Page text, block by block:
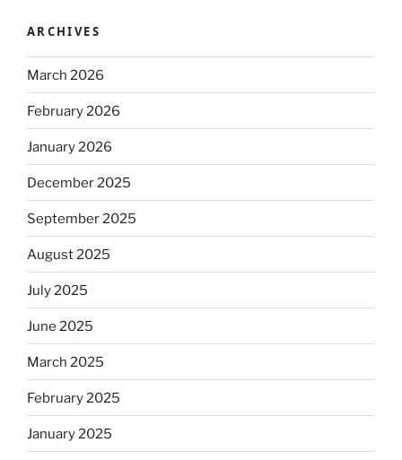
ARCHIVES
March 2026
February 2026
January 2026
December 2025
September 2025
August 2025
July 2025
June 2025
March 2025
February 2025
January 2025